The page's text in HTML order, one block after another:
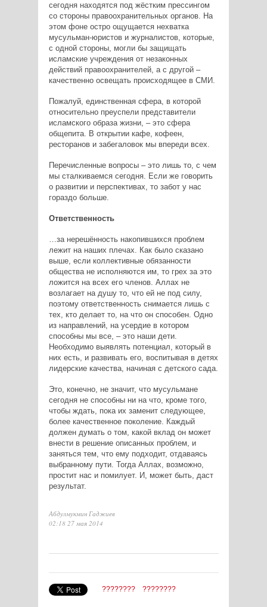
сегодня находятся под жёстким прессингом
со стороны правоохранительных органов. На
этом фоне остро ощущается нехватка
мусульман-юристов и журналистов, которые,
с одной стороны, могли бы защищать
исламские учреждения от незаконных
действий правоохранителей, а с другой –
качественно освещать происходящее в СМИ.
Пожалуй, единственная сфера, в которой
относительно преуспели представители
исламского образа жизни, – это сфера
общепита. В открытии кафе, кофеен,
ресторанов и забегаловок мы впереди всех.
Перечисленные вопросы – это лишь то, с чем
мы сталкиваемся сегодня. Если же говорить
о развитии и перспективах, то забот у нас
гораздо больше.
Ответственность
…за нерешённость накопившихся проблем
лежит на наших плечах. Как было сказано
выше, если коллективные обязанности
общества не исполняются им, то грех за это
ложится на всех его членов. Аллах не
возлагает на душу то, что ей не под силу,
поэтому ответственность снимается лишь с
тех, кто делает то, на что он способен. Одно
из направлений, на усердие в котором
способны мы все, – это наши дети.
Необходимо выявлять потенциал, который в
них есть, и развивать его, воспитывая в детях
лидерские качества, начиная с детского сада.
Это, конечно, не значит, что мусульмане
сегодня не способны ни на что, кроме того,
чтобы ждать, пока их заменит следующее,
более качественное поколение. Каждый
должен думать о том, какой вклад он может
внести в решение описанных проблем, и
заняться тем, что ему подходит, отдаваясь
выбранному пути. Тогда Аллах, возможно,
простит нас и помилует. И, может быть, даст
результат.
Абдулмукмин Гаджиев
02:18 27 мая 2014
???????? ????????